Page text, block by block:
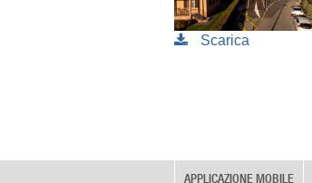
Scarica
APPLICAZIONE MOBILE